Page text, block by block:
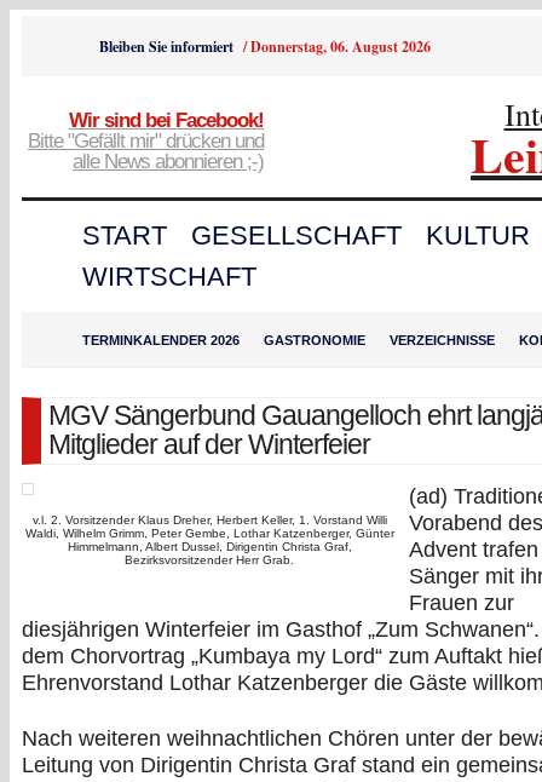
Bleiben Sie informiert /Donnerstag, 06. August 2026
Wir sind bei Facebook!
Bitte "Gefällt mir" drücken und
alle News abonnieren ;-)
START GESELLSCHAFT
KULTUR
WIRTSCHAFT
TERMINKALENDER 2026 GASTRONOMIE VERZEICHNISSE
MGV Sängerbund Gauangelloch ehrt
Mitglieder auf der Winterfeier
v.l. 2. Vorsitzender Klaus Dreher, Herbert Keller, 1. Vorstand Willi
Waldi, Wilhelm Grimm, Peter Gembe, Lothar Katzenberger, Günter
Himmelmann, Albert Dussel, Dirigentin Christa Graf,
Bezirksvorsitzender Herr Grab.
(ad)
Vorabend
Advent
Sänger mit
Frauen zur
diesjährigen Winterfeier im Gasthof „Zum
dem Chorvortrag „Kumbaya my Lord“ zum Auftakt
Ehrenvorstand Lothar Katzenberger die Gäste
Nach weiteren weihnachtlichen Chören unter der
Leitung von Dirigentin Christa Graf stand ein